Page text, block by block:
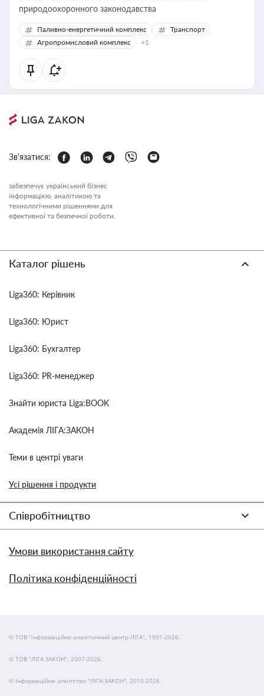
природоохоронного законодавства
Паливно-енергетичний комплекс
Транспорт
Агропромисловий комплекс
+1
Зв'язатися:
забезпечує український бізнес
інформацією, аналітикою та
технологічними рішеннями для
ефективної та безпечної роботи.
Каталог рішень
Liga360: Керівник
Liga360: Юрист
Liga360: Бухгалтер
Liga360: PR-менеджер
Знайти юриста Liga:BOOK
Академія ЛІГА:ЗАКОН
Теми в центрі уваги
Усі рішення і продукти
Співробітництво
Умови використання сайту
Політика конфіденційності
© ТОВ "інформаційно-аналітичний центр ЛІГА", 1991-2026.
© ТОВ "ЛІГА ЗАКОН", 2007-2026.
© Інформаційне агентство "ЛІГА:ЗАКОН", 2010-2026.